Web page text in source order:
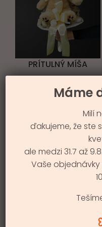
PRÍTULNÝ MÍŠA
Máme
Milí
ďakujeme, že ste
ale medzi 31.7 až
Vaše